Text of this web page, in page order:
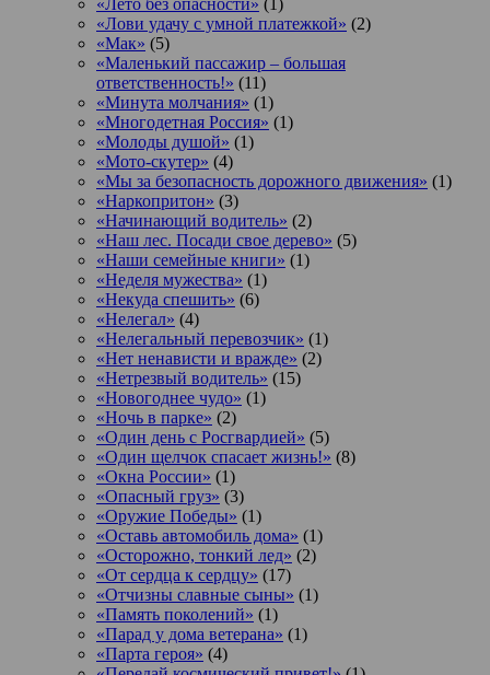
«Лето без опасности» (1)
«Лови удачу с умной платежкой» (2)
«Мак» (5)
«Маленький пассажир – большая
ответственность!» (11)
«Минута молчания» (1)
«Многодетная Россия» (1)
«Молоды душой» (1)
«Мото-скутер» (4)
«Мы за безопасность дорожного движения» (1)
«Наркопритон» (3)
«Начинающий водитель» (2)
«Наш лес. Посади свое дерево» (5)
«Наши семейные книги» (1)
«Неделя мужества» (1)
«Некуда спешить» (6)
«Нелегал» (4)
«Нелегальный перевозчик» (1)
«Нет ненависти и вражде» (2)
«Нетрезвый водитель» (15)
«Новогоднее чудо» (1)
«Ночь в парке» (2)
«Один день с Росгвардией» (5)
«Один щелчок спасает жизнь!» (8)
«Окна России» (1)
«Опасный груз» (3)
«Оружие Победы» (1)
«Оставь автомобиль дома» (1)
«Осторожно, тонкий лед» (2)
«От сердца к сердцу» (17)
«Отчизны славные сыны» (1)
«Память поколений» (1)
«Парад у дома ветерана» (1)
«Парта героя» (4)